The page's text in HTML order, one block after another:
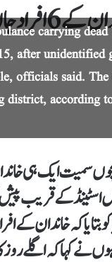
جاں بحقcarrying
after unidentified
officials said.
district, according
خاندان کے 6 افراد جاں
اسٹینڈ کے قریب
کہ خاندان کے
کہ اگلے روز